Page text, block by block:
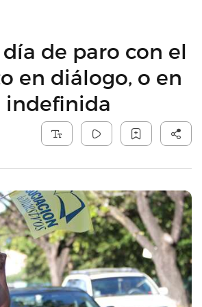
de paro con el
en diálogo, o en
indefinida